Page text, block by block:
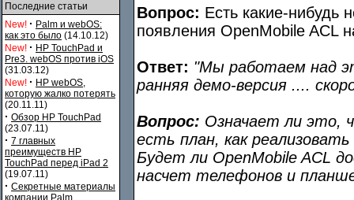
Последние статьи
New! · Palm и webOS:
как это было (14.10.12)
New! · HP TouchPad и
Pre3. webOS против iOS
(31.03.12)
New! · HP webOS,
которую жалко потерять
(20.11.11)
· Обзор HP TouchPad
(23.07.11)
· 7 главных
преимуществ HP
TouchPad перед iPad 2
(19.07.11)
· Секретные материалы
компании Palm
Вопрос: Есть какие-нибудь
появления OpenMobile ACL
Ответ: "Мы работаем над
ранняя демо-версия ....
Вопрос: Означает ли это,
есть план, как
Будет ли OpenMobile ACL
насчет телефонов и